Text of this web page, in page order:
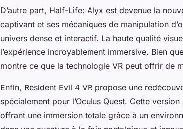
D’autre part, Half-Life: Alyx est devenue la
captivant et ses mécaniques de manipulation
univers dense et interactif. La haute qualité
l’expérience incroyablement immersive. Bien
montre ce que la technologie VR peut offrir de
Enfin, Resident Evil 4 VR propose une
spécialement pour l’Oculus Quest. Cette
offrant une immersion totale grâce à un